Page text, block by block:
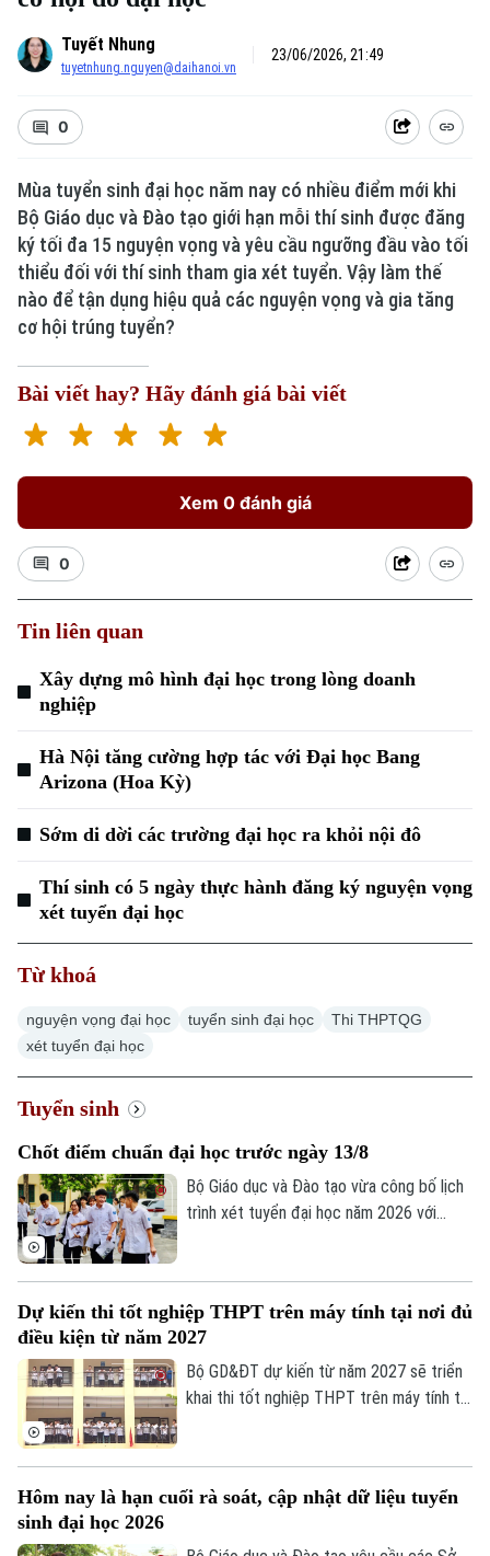
Xu hướng
Thời sự
An ninh trật tự
Công nghệ
Hà Nội
Nhịp sống Hà Nội
Người Hà Nội
Khoảnh khắc Hà Nội
Ẩm thực
Thế giới
Tin tức
Quân sự
Hồ sơ
Người Việt 4 phương
Tin tức
Tài chính Ngân hàng
Doanh nghiệp
Nhà đất
Tin tức
Đầu tư
Căn hộ
Đất đai
Kinh nghiệm
Ô tô
Tàu
Xe máy
Thị trường
Đánh giá
Giáo dục
Tin tức
Hướng nghiệp
Văn hóa
Tin tức
Làng nghề
Thể thao
Tuyết Nhung
tuyetnhung.nguyen@daihanoi.vn
23/06/2026, 21:49
0
Mùa tuyển sinh đại học năm nay có nhiều điểm mới khi
Bộ Giáo dục và Đào tạo giới hạn mỗi thí sinh được đăng
ký tối đa 15 nguyện vọng và yêu cầu ngưỡng đầu vào tối
thiểu đối với thí sinh tham gia xét tuyển. Vậy làm thế
nào để tận dụng hiệu quả các nguyện vọng và gia tăng
cơ hội trúng tuyển?
Bài viết hay? Hãy đánh giá bài viết
Xem 0 đánh giá
0
Tin liên quan
Xây dựng mô hình đại học trong lòng doanh
nghiệp
Hà Nội tăng cường hợp tác với Đại học Bang
Arizona (Hoa Kỳ)
Sớm di dời các trường đại học ra khỏi nội đô
Thí sinh có 5 ngày thực hành đăng ký nguyện vọng
xét tuyển đại học
Từ khoá
nguyện vọng đại học tuyển sinh đại học
Thi THPTQG
xét tuyển đại học
Tuyển sinh
Chốt điểm chuẩn đại học trước ngày 13/8
Bộ Giáo dục và Đào tạo vừa công bố lịch
trình xét tuyển đại học năm 2026 với
danh sách thí sinh trúng tuyển và phải
công bố điểm chuẩn trước 17 giờ ngày
13/8.
Dự kiến thi tốt nghiệp THPT trên máy tính tại nơi đủ
điều kiện từ năm 2027
Bộ GD&ĐT dự kiến từ năm 2027 sẽ triển
khai thi tốt nghiệp THPT trên máy tính tại
Hôm nay là hạn cuối rà soát, cập nhật dữ liệu tuyển
sinh đại học 2026